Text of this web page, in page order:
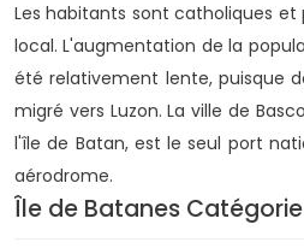
Les habitants sont catholiques
local. L'augmentation de la
été relativement lente, puisque
migré vers Luzon. La ville de
l'île de Batan, est le seul port
aérodrome.
Île de Batanes Catégorie